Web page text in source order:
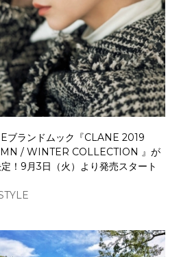
ブランドムック『CLANE 2019
/ WINTER COLLECTION 』が
！9月3日（火）より発売スタート